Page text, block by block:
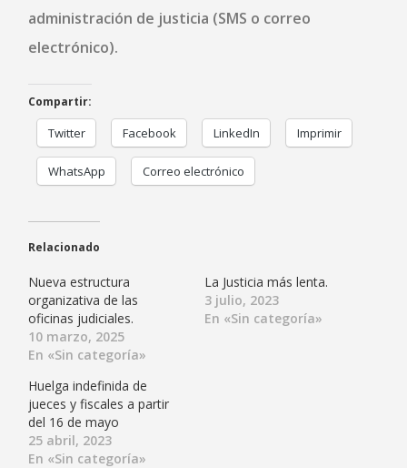
administración de justicia (SMS o correo
electrónico).
Compartir:
Twitter Facebook LinkedIn Imprimir
WhatsApp Correo electrónico
Relacionado
Nueva estructura
organizativa de las
oficinas judiciales.
10 marzo, 2025
En «Sin categoría»
La Justicia más lenta.
3 julio, 2023
En «Sin categoría»
Huelga indefinida de
jueces y fiscales a partir
del 16 de mayo
25 abril, 2023
En «Sin categoría»